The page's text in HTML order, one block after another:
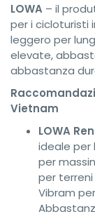
LOWA – il
per i cicloturisti
leggero per
elevate,
abbastanza
Vietnam
LOWA
ideale per
per
per terreni
Vibram